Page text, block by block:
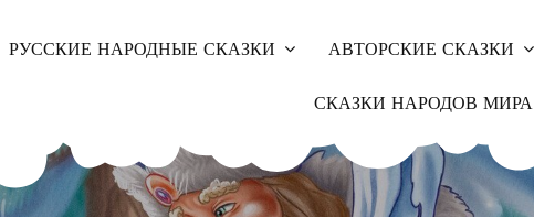
РУССКИЕ НАРОДНЫЕ СКАЗКИ АВТОРСКИЕ СКАЗКИ
СКАЗКИ НАРОДОВ МИРА